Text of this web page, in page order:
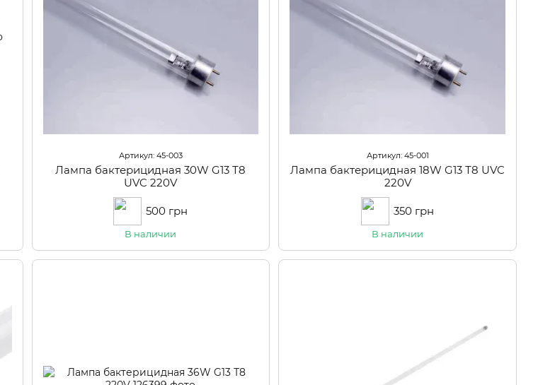
Артикул: 45-003
Лампа бактерицидная 30W G13 Т8
UVC 220V
500 грн
В наличии
Артикул: 45-001
Лампа бактерицидная 18W G13 Т8 UVC
220V
350 грн
В наличии